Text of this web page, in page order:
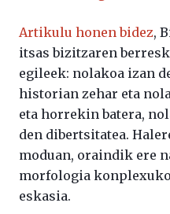
Artikulu honen bidez,
itsas bizitzaren
egileek: nolakoa izan
historian zehar eta
eta horrekin batera,
den dibertsitatea.
moduan, oraindik ere
morfologia
eskasia.